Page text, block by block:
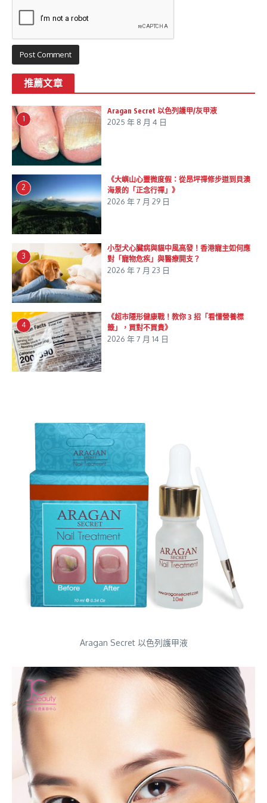
推薦文章
1
Aragan Secret 以色列護甲/灰甲液
2025 年 8 月 4 日
2
《大嶼山心靈微度假：從昂坪禪修步道到貝澳
海景的「正念行禪」》
2026 年 7 月 29 日
3
小型犬心臟病與貓中風高發！香港寵主如何應
對「寵物危疾」與醫療開支？
2026 年 7 月 23 日
4
《超市隱形健康戰！教你 3 招「看懂營養標
籤」，買對不買貴》
2026 年 7 月 14 日
Aragan Secret 以色列護甲液